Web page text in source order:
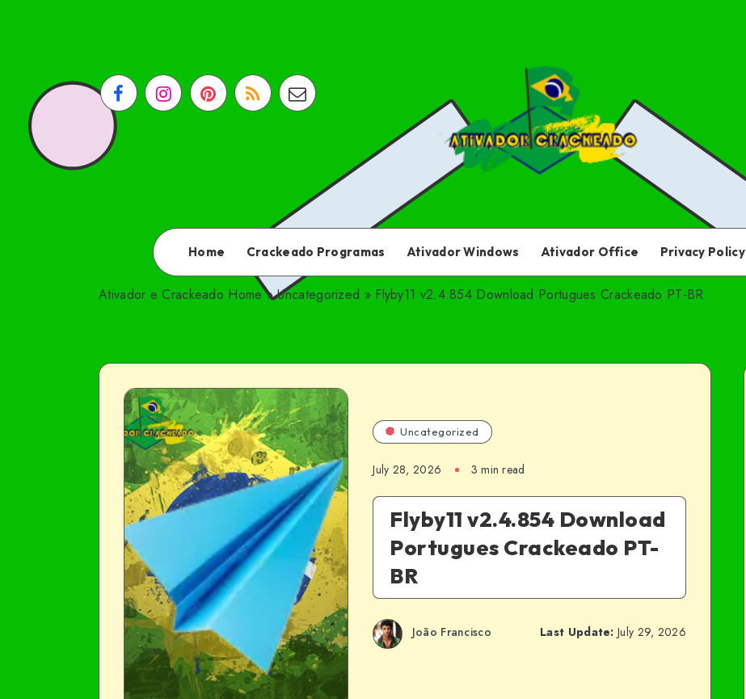
Home Crackeado Programas Ativador Windows Ativador Office Privacy Policy
Ativador e Crackeado Home»Uncategorized » Flyby11 v2.4.854 Download Portugues Crackeado PT-BR
Uncategorized
July 28, 2026 3 min read
Flyby11 v2.4.854 Download
Portugues Crackeado PT-
BR
João Francisco Last Update: July 29, 2026